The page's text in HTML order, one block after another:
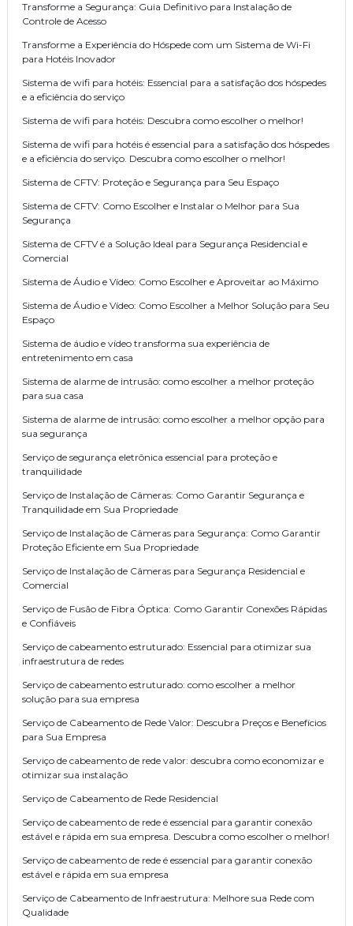
Transforme a Segurança: Guia Definitivo para Instalação de
Controle de Acesso
Transforme a Experiência do Hóspede com um Sistema de Wi-Fi
para Hotéis Inovador
Sistema de wifi para hotéis: Essencial para a satisfação dos hóspedes
e a eficiência do serviço
Sistema de wifi para hotéis: Descubra como escolher o melhor!
Sistema de wifi para hotéis é essencial para a satisfação dos hóspedes
e a eficiência do serviço. Descubra como escolher o melhor!
Sistema de CFTV: Proteção e Segurança para Seu Espaço
Sistema de CFTV: Como Escolher e Instalar o Melhor para Sua
Segurança
Sistema de CFTV é a Solução Ideal para Segurança Residencial e
Comercial
Sistema de Áudio e Vídeo: Como Escolher e Aproveitar ao Máximo
Sistema de Áudio e Vídeo: Como Escolher a Melhor Solução para Seu
Espaço
Sistema de áudio e vídeo transforma sua experiência de
entretenimento em casa
Sistema de alarme de intrusão: como escolher a melhor proteção
para sua casa
Sistema de alarme de intrusão: como escolher a melhor opção para
sua segurança
Serviço de segurança eletrônica essencial para proteção e
tranquilidade
Serviço de Instalação de Câmeras: Como Garantir Segurança e
Tranquilidade em Sua Propriedade
Serviço de Instalação de Câmeras para Segurança: Como Garantir
Proteção Eficiente em Sua Propriedade
Serviço de Instalação de Câmeras para Segurança Residencial e
Comercial
Serviço de Fusão de Fibra Óptica: Como Garantir Conexões Rápidas
e Confiáveis
Serviço de cabeamento estruturado: Essencial para otimizar sua
infraestrutura de redes
Serviço de cabeamento estruturado: como escolher a melhor
solução para sua empresa
Serviço de Cabeamento de Rede Valor: Descubra Preços e Benefícios
para Sua Empresa
Serviço de cabeamento de rede valor: descubra como economizar e
otimizar sua instalação
Serviço de Cabeamento de Rede Residencial
Serviço de cabeamento de rede é essencial para garantir conexão
estável e rápida em sua empresa. Descubra como escolher o melhor!
Serviço de cabeamento de rede é essencial para garantir conexão
estável e rápida em sua empresa
Serviço de Cabeamento de Infraestrutura: Melhore sua Rede com
Qualidade